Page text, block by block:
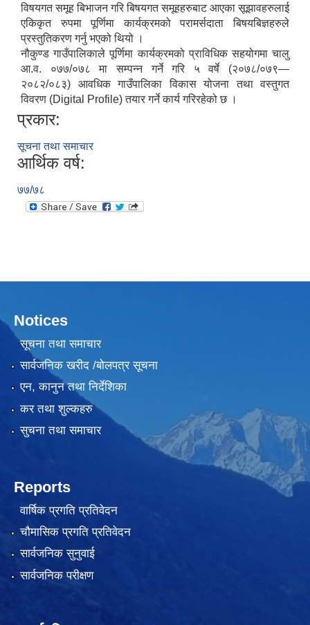
विषयगत समूह बिभाजन गरि बिषयगत समूहहरुबाट आएका सूझावहरुलाई
एकिकृत रुपमा पूर्णिमा कार्यक्रमको परामर्सदाता बिषयबिज्ञहरुले
प्रस्तुतिकरण गर्नु भएको थियो ।
नौकुण्ड गाउँपालिकाले पूर्णिमा कार्यक्रमको प्राविधिक सहयोगमा चालु
आ.व. ०७७/०७८ मा सम्पन्न गर्ने गरि ५ वर्षे (२०७८/०७९—
२०८२/०८३) आवधिक गाउँपालिका विकास योजना तथा वस्तुगत
विवरण (Digital Profile) तयार गर्ने कार्य गरिरहेको छ ।
प्रकार:
सूचना तथा समाचार
आर्थिक वर्ष:
७७/७८
Notices
सूचना तथा समाचार
सार्वजनिक खरीद /बोलपत्र सूचना
एन, कानुन तथा निर्देशिका
कर तथा शुल्कहरु
सुचना तथा समाचार
Reports
वार्षिक प्रगति प्रतिवेदन
चौमासिक प्रगति प्रतिवेदन
सार्वजनिक सुनुवाई
सार्वजनिक परीक्षण